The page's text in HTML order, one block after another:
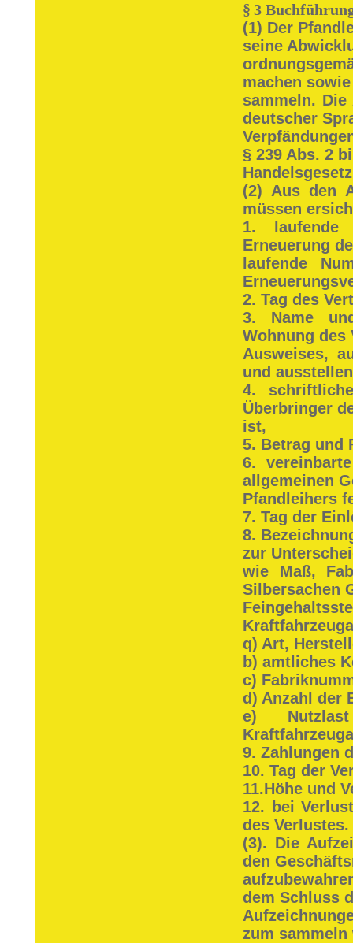
§ 3
(1) Der
seine
machen
sammeln.
deutscher
§ 239 Abs. 2
(2) Aus den
müssen
1. laufende
Erneuerung
laufende
2. Tag des
3. Name
Wohnung des
Ausweises,
und
4.
Überbringer
ist,
5. Betrag und
6.
allgemeinen
Pfandleihers
7. Tag der
8.
zur
wie Maß,
Silbersachen
q) Art,
b) amtliches
c)
d) Anzahl der
e)
9. Zahlungen
10. Tag der
11.Höhe und
12. bei
des Verlustes.
(3). Die
den
dem Schluss
zum sammeln